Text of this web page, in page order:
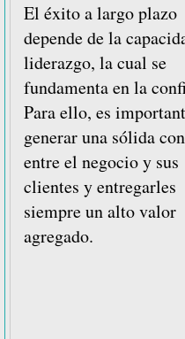
El éxito a largo plazo
depende de la
liderazgo, la cual se
fundamenta en la
Para ello, es
generar una sólida
entre el negocio y sus
clientes y entregarles
siempre un alto valor
agregado.